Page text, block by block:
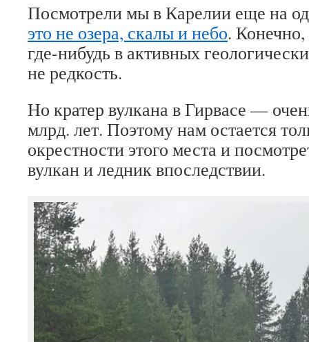
Посмотрели мы в Карелии еще на
это не озера, скалы и небо.
где-нибудь в активных
не редкость.
Но кратер вулкана в Гирвасе —
млрд. лет. Поэтому нам остается
окрестности этого места и
вулкан и ледник впоследствии.